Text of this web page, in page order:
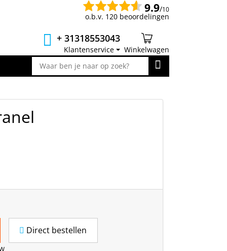
9.9/10
o.b.v. 120 beoordelingen
+ 31318553043
Klantenservice Winkelwagen
Direct bestellen